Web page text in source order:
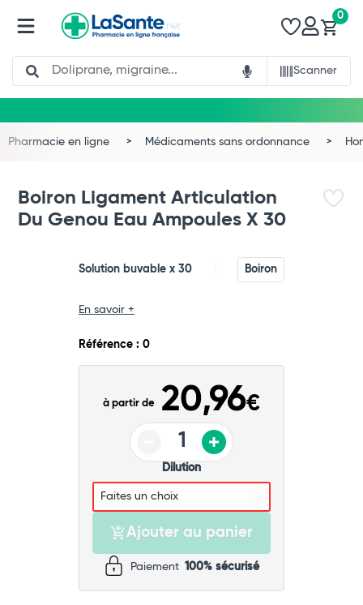
Search
Scanner
0
Commander
Pharmacie en ligne Médicaments sans ordonnance
Boiron Ligament Articulation
Du Genou Eau Ampoules X 30
Solution buvable x 30 Boiron
En savoir +
Référence : 0
à partir de 20,96€
Dilution
Ajouter au panier
Paiement 100% sécurisé